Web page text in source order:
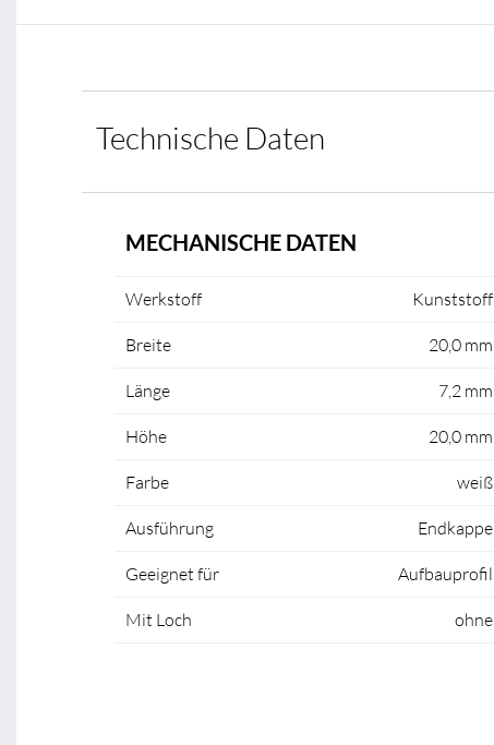
Technische Daten
MECHANISCHE DATEN
Werkstoff Kunststoff
Breite 20,0 mm
Länge 7,2 mm
Höhe 20,0 mm
Farbe weiß
Ausführung Endkappe
Geeignet für Aufbauprofil
Mit Loch ohne